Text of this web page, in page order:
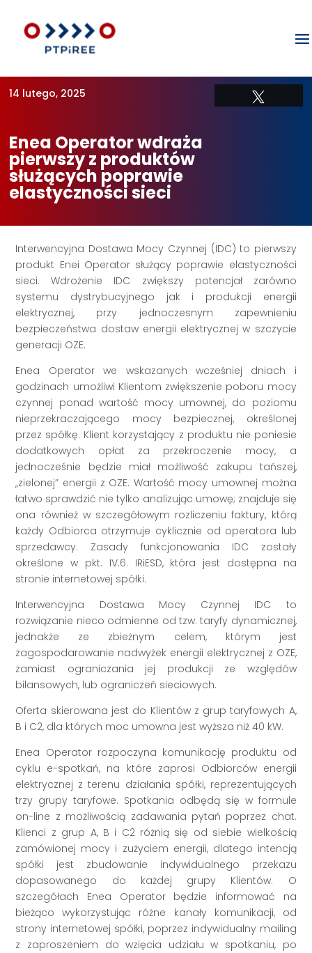
14 lutego, 2025
Enea Operator wdraża
pierwszy z produktów
służących poprawie
elastyczności sieci
Interwencyjna Dostawa Mocy Czynnej (IDC) to pierwszy
produkt Enei Operator służący poprawie elastyczności
sieci. Wdrożenie IDC zwiększy potencjał zarówno
systemu dystrybucyjnego jak i produkcji energii
elektrycznej, przy jednoczesnym zapewnieniu
bezpieczeństwa dostaw energii elektrycznej w szczycie
generacji OZE.
Enea Operator we wskazanych wcześniej dniach i
godzinach umożliwi Klientom zwiększenie poboru mocy
czynnej ponad wartość mocy umownej, do poziomu
nieprzekraczającego mocy bezpiecznej, określonej
przez spółkę. Klient korzystający z produktu nie poniesie
dodatkowych opłat za przekroczenie mocy, a
jednocześnie będzie miał możliwość zakupu tańszej,
„zielonej” energii z OZE. Wartość mocy umownej można
łatwo sprawdzić nie tylko analizując umowę; znajduje się
ona również w szczegółowym rozliczeniu faktury, którą
każdy Odbiorca otrzymuje cyklicznie od operatora lub
sprzedawcy. Zasady funkcjonowania IDC zostały
określone w pkt. IV.6. IRiESD, która jest dostępna na
stronie internetowej spółki.
Interwencyjna Dostawa Mocy Czynnej IDC to
rozwiązanie nieco odmienne od tzw. taryfy dynamicznej,
jednakże ze zbieżnym celem, którym jest
zagospodarowanie nadwyżek energii elektrycznej z OZE,
zamiast ograniczania jej produkcji ze względów
bilansowych, lub ograniczeń sieciowych.
Oferta skierowana jest do Klientów z grup taryfowych A,
B i C2, dla których moc umowna jest wyższa niż 40 kW.
Enea Operator rozpoczyna komunikację produktu od
cyklu e-spotkań, na które zaprosi Odbiorców energii
elektrycznej z terenu działania spółki, reprezentujących
trzy grupy taryfowe. Spotkania odbędą się w formule
on-line z możliwością zadawania pytań poprzez chat.
Klienci z grup A, B i C2 różnią się od siebie wielkością
zamówionej mocy i zużyciem energii, dlatego intencją
spółki jest zbudowanie indywidualnego przekazu
dopasowanego do każdej grupy Klientów. O
szczegółach Enea Operator będzie informować na
bieżąco wykorzystując różne kanały komunikacji, od
strony internetowej spółki, poprzez indywidualny mailing
z zaproszeniem do wzięcia udziału w spotkaniu, po